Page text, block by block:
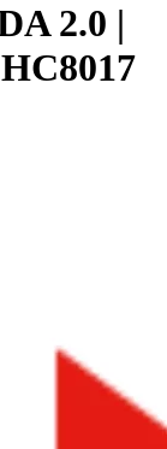
2.0 |